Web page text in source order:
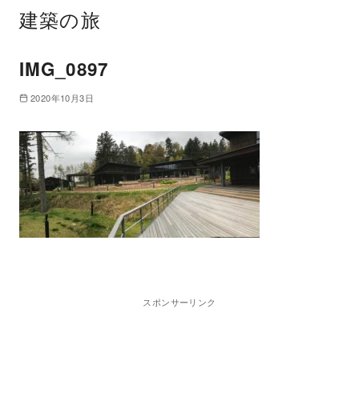
建築の旅
IMG_0897
2020年10月3日
スポンサーリンク